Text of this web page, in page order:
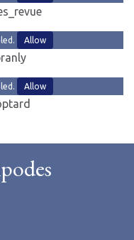
Allow
Allow